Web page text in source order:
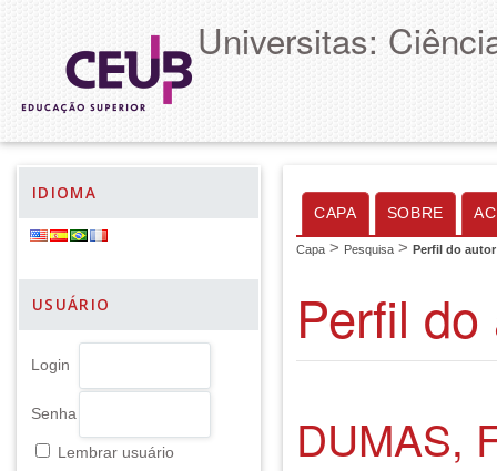
Universitas:
IDIOMA
USUÁRIO
Login
Senha
Lembrar usuário
CAPA SOBRE
Capa > Pesquisa > Perfil do autor
Perfil
DUMAS,